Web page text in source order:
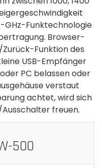
GHz-Funktechnologie
Browser-
Funktion des
USB-Empfänger
PC belassen oder
verstaut
achtet, wird sich
freuen.
500